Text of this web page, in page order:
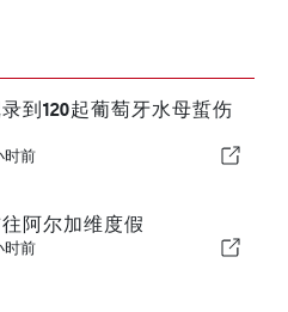
到120起葡萄牙水母蜇伤
时前
阿尔加维度假
时前